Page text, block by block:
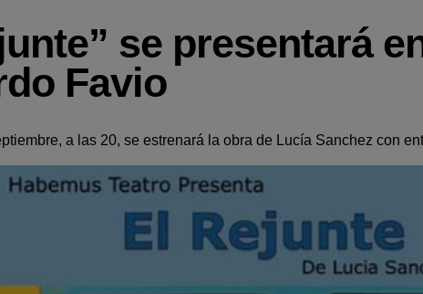
se presentará
Favio
a las 20, se estrenará la obra de Lucía Sanchez con